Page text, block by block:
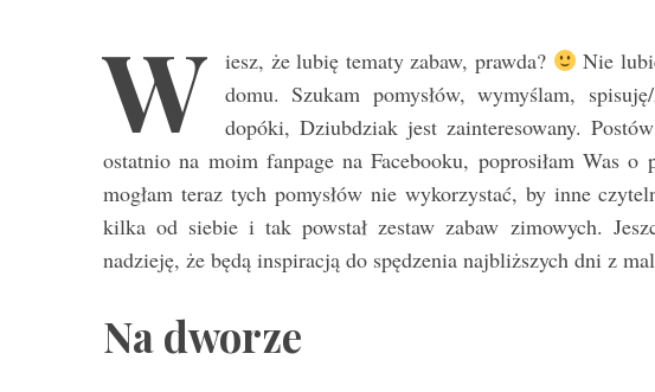
W iesz, że lubię tematy zabaw, prawda?
Nie
domu. Szukam pomysłów, wymyślam,
dopóki, Dziubdziak jest zainteresowany.
ostatnio na moim fanpage na Facebooku, poprosiłam Was o
mogłam teraz tych pomysłów nie wykorzystać, by inne
kilka od siebie i tak powstał zestaw zabaw zimowych.
nadzieję, że będą inspiracją do spędzenia najbliższych dni z
Na dworze